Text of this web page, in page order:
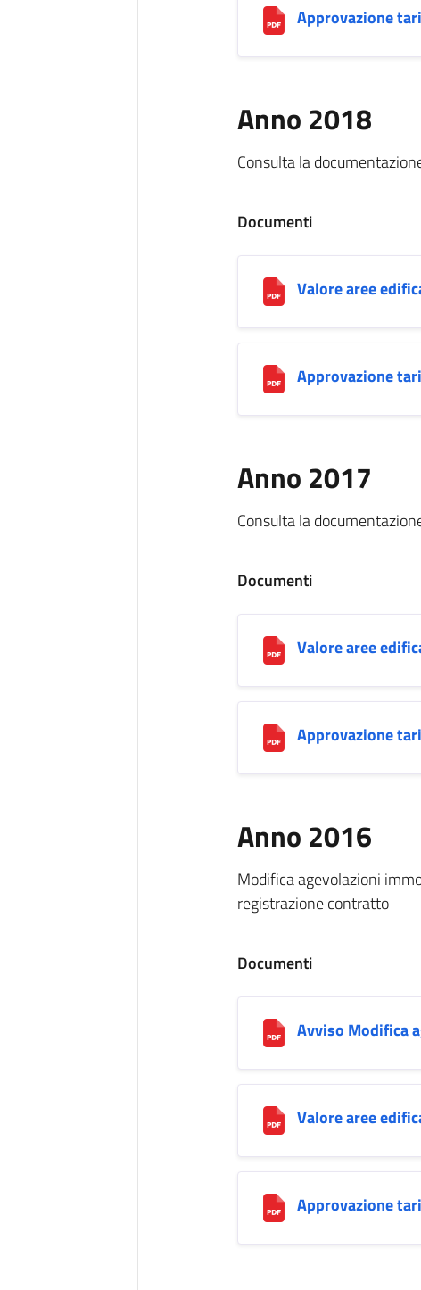
Approvazione
Anno 2018
Consulta la
Documenti
Valore aree
Approvazione
Anno 2017
Consulta la
Documenti
Valore aree
Approvazione
Anno 2016
Modifica agevolazioni
registrazione contratto
Documenti
Avviso Modifica
Valore aree
Approvazione